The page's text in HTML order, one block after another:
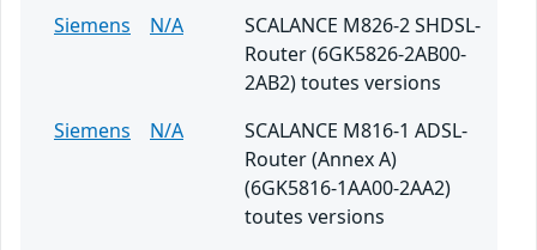
Siemens
N/A
SCALANCE M826-2 SHDSL-
Router (6GK5826-2AB00-
2AB2) toutes versions
Siemens
N/A
SCALANCE M816-1 ADSL-
Router (Annex A)
(6GK5816-1AA00-2AA2)
toutes versions